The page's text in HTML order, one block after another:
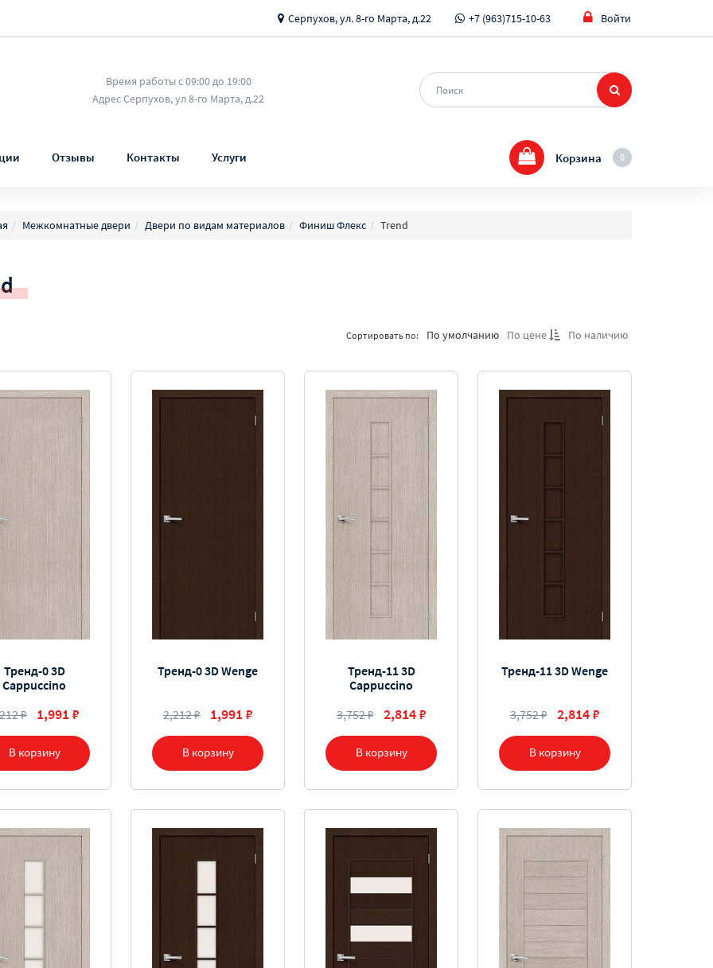
Серпухов, ул. 8-го Марта, д.22 +7 (963)715-10-63 Войти
Время работы с 09:00 до 19:00
Адрес Серпухов, ул 8-го Марта, д.22
Отзывы Контакты Услуги 0
Корзина
Межкомнатные двери Двери по видам материалов Финиш Флекс Trend
Сортировать по: По умолчанию По цене По наличию
В корзину
Тренд-0 3D
Cappuccino
₽
1,991 ₽
В корзину
Тренд-0 3D Wenge
2,212 ₽ 1,991 ₽
В корзину
Тренд-11 3D
Cappuccino
3,752 ₽
2,814 ₽
В корзину
Тренд-11 3D Wenge
3,752 ₽ 2,814 ₽